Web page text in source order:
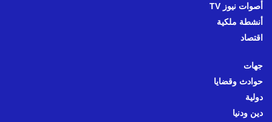
أصوات نيوز TV
أنشطة ملكية
اقتصاد
جهات
حوادث وقضايا
دولية
دين ودنيا